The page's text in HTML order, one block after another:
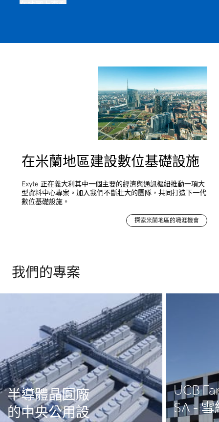
在地圖上查看
Strada Ottava 8
在米蘭地區建設數位基礎設施
Exyte 正在義大利其中一個主要的經濟與通訊樞紐推動一項大
型資料中心專案。加入我們不斷壯大的團隊，共同打造下一代
數位基礎設施。
探索米蘭地區的職涯機會
我們的專案
半導體晶圓廠
的中央公用設
UCB
SA - 雪